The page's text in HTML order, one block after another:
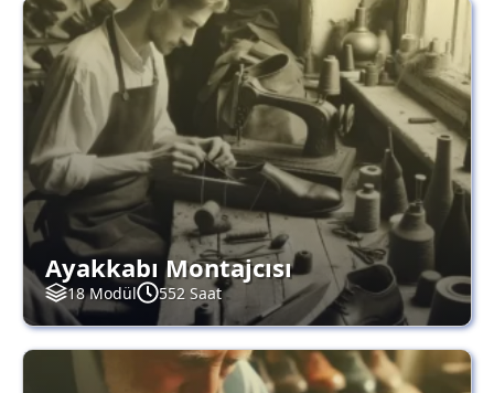
Ayakkabı Montajcısı
18 Modül 552 Saat